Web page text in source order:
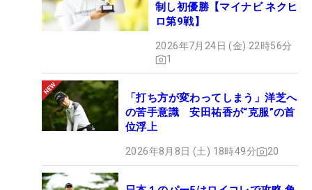
制し初優勝【マイナビ ネクヒ
ロ第9戦】
2026年7月24日 (金) 22時56分
1
「打ち方が変わってしまう」洋芝へ
の苦手意識 安田祐香が“克服”の首
位浮上
2026年8月8日 (土) 18時49分 20